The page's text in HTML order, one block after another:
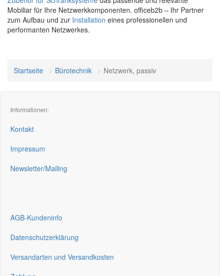
Mobiliar für Ihre Netzwerkkomponenten. officeb2b – Ihr Partner
zum Aufbau und zur Installation eines professionellen und
performanten Netzwerkes.
Startseite Bürotechnik Netzwerk, passiv
Informationen:
Kontakt
Impressum
Newsletter/Mailing
AGB-Kundeninfo
Datenschutzerklärung
Versandarten und Versandkosten